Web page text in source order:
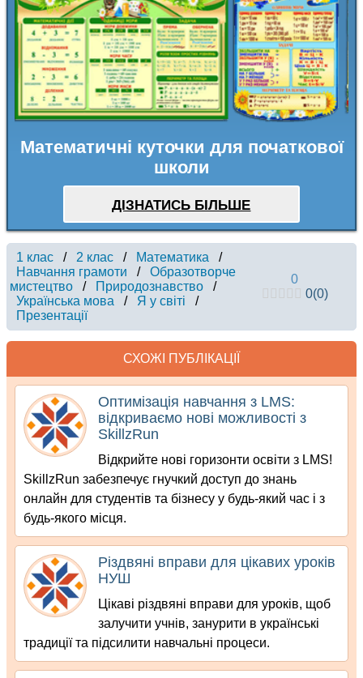
Математичні куточки для початкової
школи
ДІЗНАТИСЬ БІЛЬШЕ
1 клас / 2 клас / Математика
/
Навчання грамоти
/
Образотворче
мистецтво
/ Природознавство
/
Українська мова
/ Я у світі
/
Презентації
0
0(0)
СХОЖІ ПУБЛІКАЦІЇ
Оптимізація навчання з LMS:
відкриваємо нові можливості з
SkillzRun
Відкрийте нові горизонти освіти з LMS!
SkillzRun забезпечує гнучкий доступ до знань
онлайн для студентів та бізнесу у будь-який час і з
будь-якого місця.
Різдвяні вправи для цікавих уроків
НУШ
Цікаві різдвяні вправи для уроків, щоб
залучити учнів, занурити в українські
традиції та підсилити навчальні процеси.